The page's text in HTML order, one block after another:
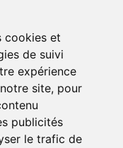
cookies et
de suivi
expérience
site, pour
publicités
le trafic de